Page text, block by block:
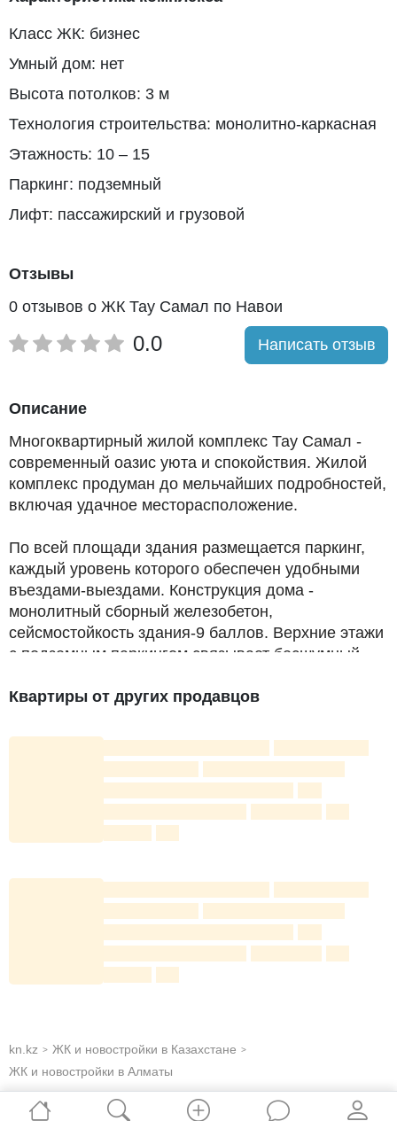
Класс ЖК: бизнес
Умный дом: нет
Высота потолков: 3 м
Технология строительства: монолитно-каркасная
Этажность: 10 – 15
Паркинг: подземный
Лифт: пассажирский и грузовой
Отзывы
0 отзывов о ЖК Тау Самал по Навои
0.0 Написать отзыв
Описание
Многоквартирный жилой комплекс Тау Самал -
современный оазис уюта и спокойствия. Жилой
комплекс продуман до мельчайших подробностей,
включая удачное месторасположение.
По всей площади здания размещается паркинг,
каждый уровень которого обеспечен удобными
въездами-выездами. Конструкция дома -
монолитный сборный железобетон,
сейсмостойкость здания-9 баллов. Верхние этажи
с подземным паркингом связывает бесшумный
Высота потолков — 3 метра. Часть апартаментов
оборудована несколькими санузлами, лоджиями и
просторными кухнями, около 20 кв. м.
Квартиры от других продавцов
kn.kz > ЖК и новостройки в Казахстане >
ЖК и новостройки в Алматы